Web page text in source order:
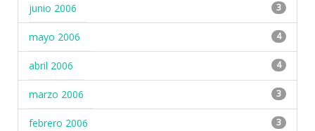
junio 2006 3
mayo 2006 4
abril 2006 4
marzo 2006 3
febrero 2006 3